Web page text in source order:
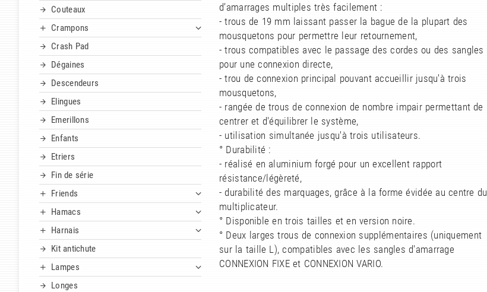
Couteaux
Crampons
Crash Pad
Dégaines
Descendeurs
Elingues
Emerillons
Enfants
Etriers
Fin de série
Friends
Hamacs
Harnais
Kit antichute
Lampes
Longes
d’amarrages multiples très facilement :
- trous de 19 mm laissant passer la bague de la plupart des
mousquetons pour permettre leur retournement,
- trous compatibles avec le passage des cordes ou des sangles
pour une connexion directe,
- trou de connexion principal pouvant accueillir jusqu'à trois
mousquetons,
- rangée de trous de connexion de nombre impair permettant de
centrer et d'équilibrer le système,
- utilisation simultanée jusqu'à trois utilisateurs.
° Durabilité :
- réalisé en aluminium forgé pour un excellent rapport
résistance/légèreté,
- durabilité des marquages, grâce à la forme évidée au centre du
multiplicateur.
° Disponible en trois tailles et en version noire.
° Deux larges trous de connexion supplémentaires (uniquement
sur la taille L), compatibles avec les sangles d'amarrage
CONNEXION FIXE et CONNEXION VARIO.